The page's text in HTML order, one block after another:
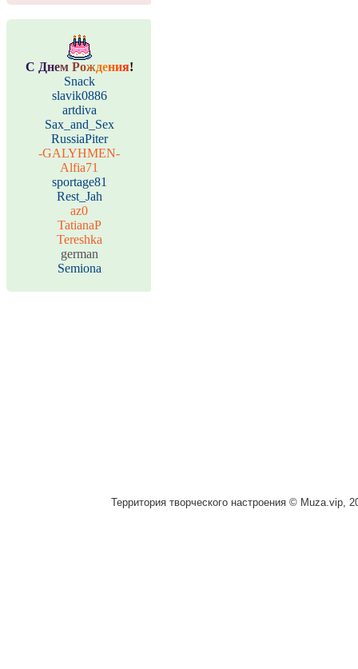
С Днем Рождения!
Snack
slavik0886
artdiva
Sax_and_Sex
RussiaPiter
-GALYHMEN-
Alfia71
sportage81
Rest_Jah
az0
TatianaP
Tereshka
german
Semiona
Территория творческого настроения © Muza.vip,